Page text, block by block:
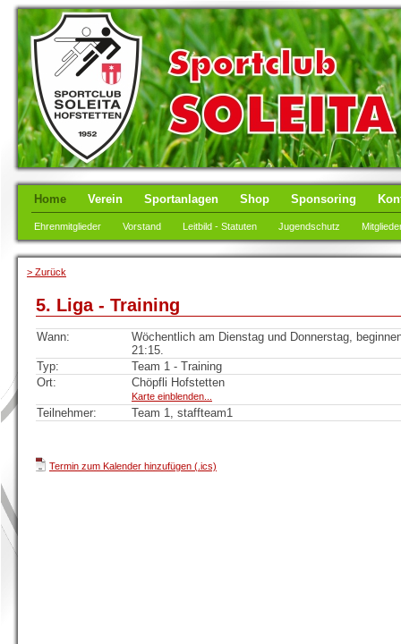
Home Verein Sportanlagen Shop Sponsoring
Ehrenmitglieder Vorstand Leitbild - Statuten Jugendschutz
> Zurück
5. Liga - Training
Wann:
Wöchentlich am Dienstag und Donnerstag,
21:15.
Typ:
Team 1 - Training
Ort:
Chöpfli Hofstetten
Karte einblenden...
Teilnehmer: Team 1, staffteam1
Termin zum Kalender hinzufügen (.ics)